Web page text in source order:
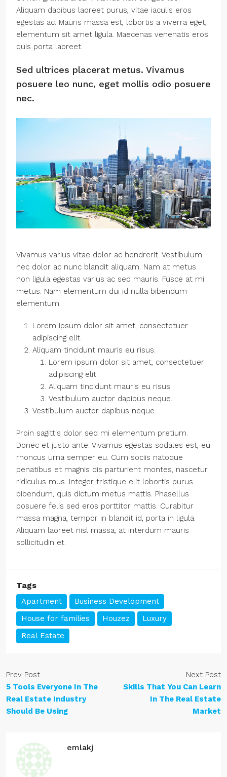
Aliquam dapibus laoreet purus, vitae iaculis eros
egestas ac. Mauris massa est, lobortis a viverra eget,
elementum sit amet ligula. Maecenas venenatis eros
quis porta laoreet.
Sed ultrices placerat metus. Vivamus
posuere leo nunc, eget mollis odio posuere
nec.
Vivamus varius vitae dolor ac hendrerit. Vestibulum
nec dolor ac nunc blandit aliquam. Nam at metus
non ligula egestas varius ac sed mauris. Fusce at mi
metus. Nam elementum dui id nulla bibendum
elementum.
Lorem ipsum dolor sit amet, consectetuer
adipiscing elit.
Aliquam tincidunt mauris eu risus.
Lorem ipsum dolor sit amet, consectetuer
adipiscing elit.
Aliquam tincidunt mauris eu risus.
Vestibulum auctor dapibus neque.
Vestibulum auctor dapibus neque.
Proin sagittis dolor sed mi elementum pretium.
Donec et justo ante. Vivamus egestas sodales est, eu
rhoncus urna semper eu. Cum sociis natoque
penatibus et magnis dis parturient montes, nascetur
ridiculus mus. Integer tristique elit lobortis purus
bibendum, quis dictum metus mattis. Phasellus
posuere felis sed eros porttitor mattis. Curabitur
massa magna, tempor in blandit id, porta in ligula.
Aliquam laoreet nisl massa, at interdum mauris
sollicitudin et.
Tags
Apartment
Business Development
House for families
Houzez
Luxury
Real Estate
Prev Post
5 Tools Everyone In The
Real Estate Industry
Should Be Using
Next Post
Skills That You Can Learn
In The Real Estate
Market
emlakj